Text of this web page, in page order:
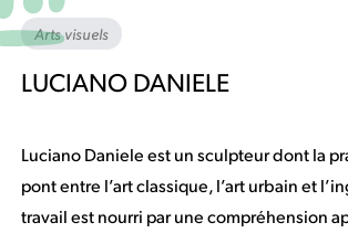
Arts visuels
LUCIANO DANIELE
Luciano Daniele est un sculpteur dont la
pont entre l’art classique, l’art urbain et
travail est nourri par une compréhension